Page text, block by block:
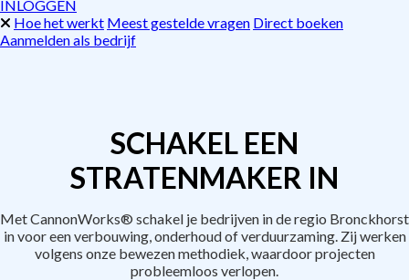
INLOGGEN
Hoe het werkt Meest gestelde vragen Direct boeken
Aanmelden als bedrijf
SCHAKEL EEN
STRATENMAKER IN
Met CannonWorks® schakel je bedrijven in de regio Bronckhorst
in voor een verbouwing, onderhoud of verduurzaming. Zij werken
volgens onze bewezen methodiek, waardoor projecten
probleemloos verlopen.